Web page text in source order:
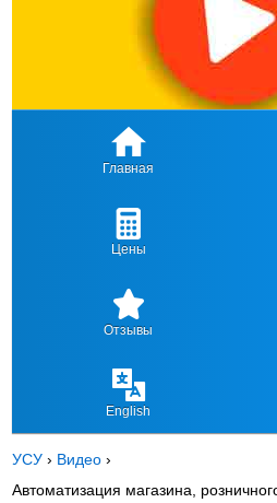
Главная
Цены
Отзывы
English
УСУ › Видео ›
Автоматизация магазина,